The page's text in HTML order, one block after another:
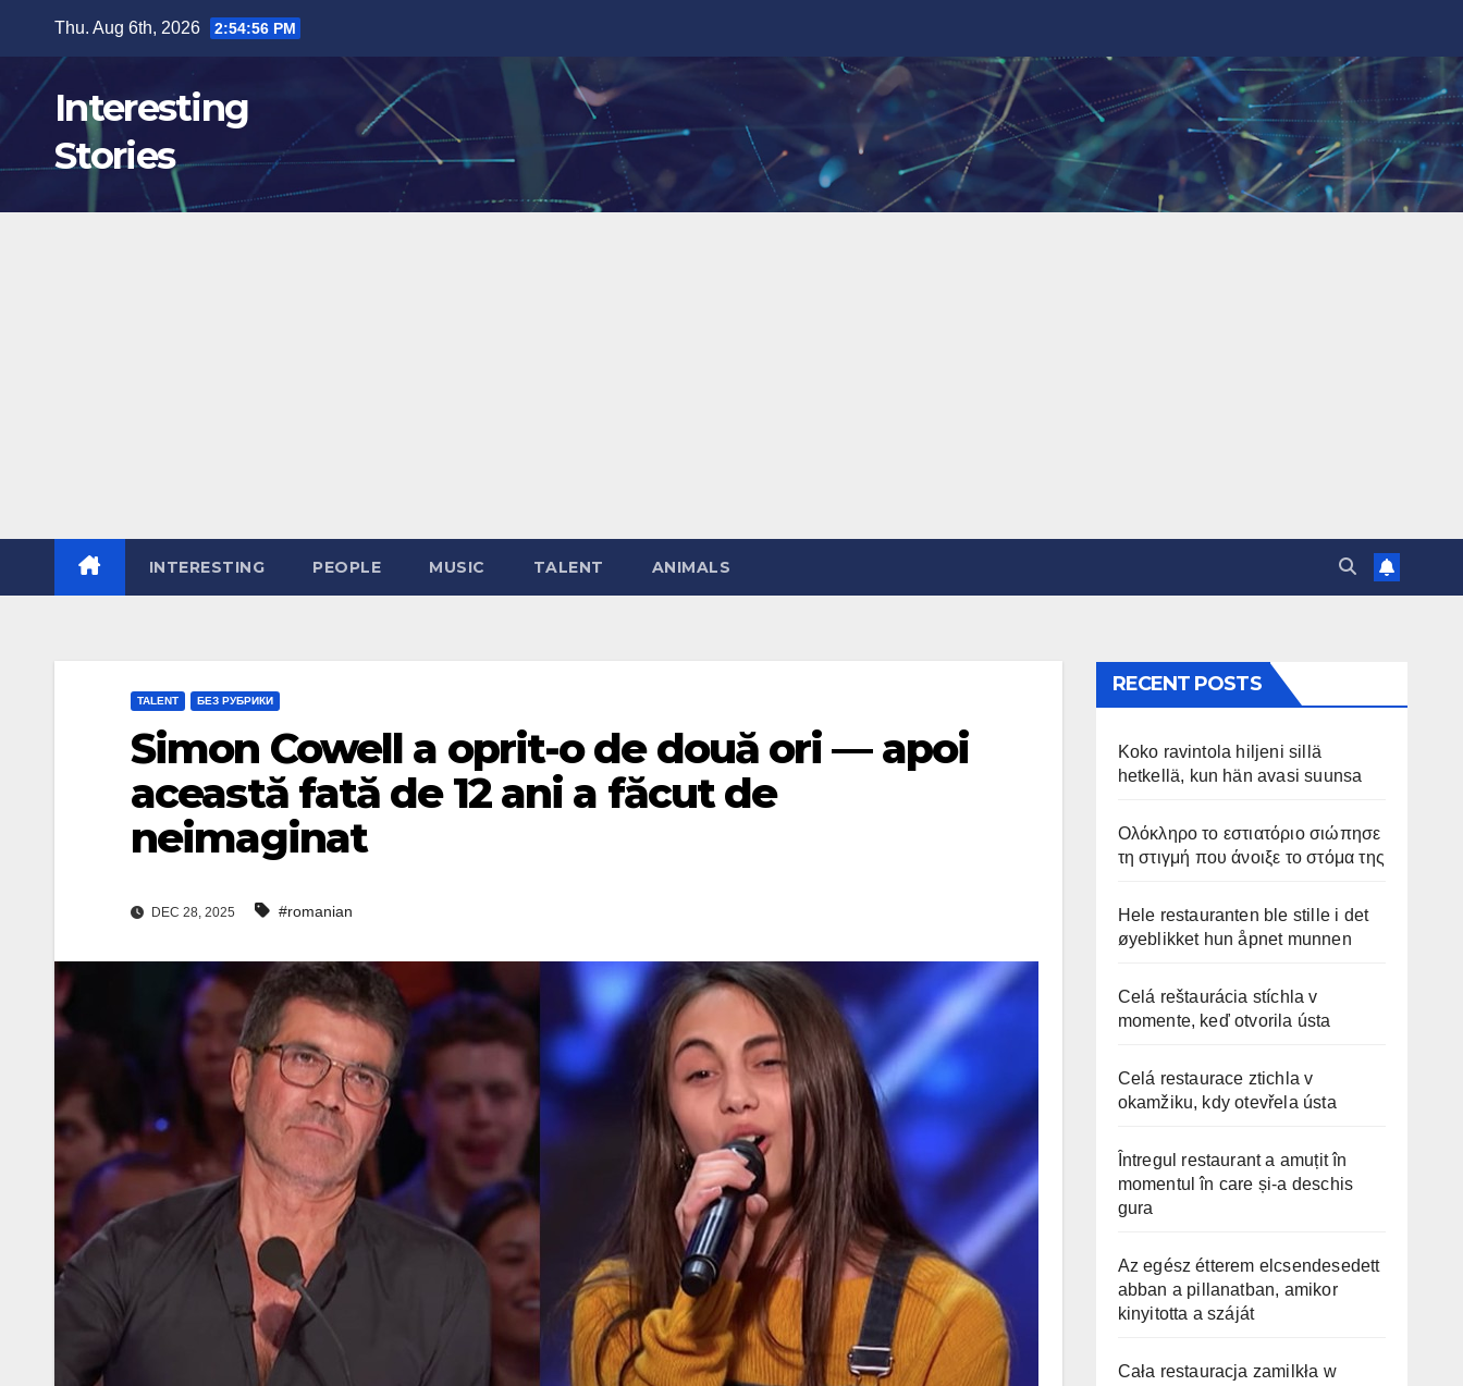
content
Thu. Aug 6th, 2026 2:54:57 PM
Interesting
Stories
INTERESTING PEOPLE MUSIC TALENT ANIMALS
TALENT БЕЗ РУБРИКИ
Simon Cowell a oprit-o de două ori — apoi
această fată de 12 ani a făcut de
neimaginat
DEC 28, 2025 #romanian
RECENT POSTS
Koko ravintola hiljeni sillä
hetkellä, kun hän avasi suunsa
Ολόκληρο το εστιατόριο σιώπησε
τη στιγμή που άνοιξε το στόμα της
Hele restauranten ble stille i det
øyeblikket hun åpnet munnen
Celá reštaurácia stíchla v
momente, keď otvorila ústa
Celá restaurace ztichla v
okamžiku, kdy otevřela ústa
Întregul restaurant a amuțit în
momentul în care și-a deschis
gura
Az egész étterem elcsendesedett
abban a pillanatban, amikor
kinyitotta a száját
Cała restauracja zamilkła w